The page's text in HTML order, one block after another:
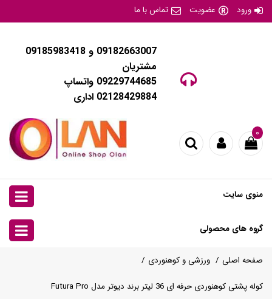
ورود عضویت تماس با ما
09182663007 و 09185983418
مشتریان
09229744685 واتساپ
02128429884 اداری
۰
منوی سایت
گروه های محصولی
صفحه اصلی ورزشی و کوهنوردی
کوله پشتی کوهنوردی حرفه ای 36 لیتر برند دیوتر مدل Futura Pro